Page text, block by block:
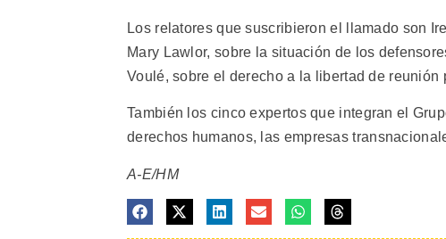
Los relatores que suscribieron el llamado son
Mary Lawlor, sobre la situación de los
Voulé, sobre el derecho a la libertad de reunión
También los cinco expertos que integran el
derechos humanos, las empresas
A-E/HM